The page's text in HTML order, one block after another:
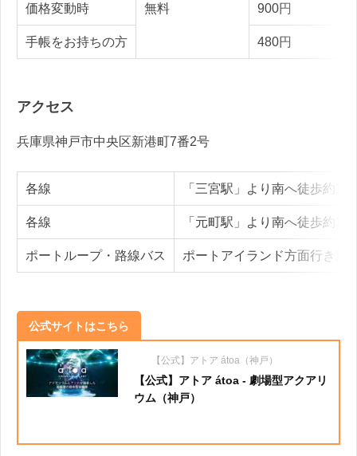
無料
価格変動時 900円
手帳をお持ちの方 480円
アクセス
兵庫県神戸市中央区新港町7番2号
各線 「三宮駅」より南へ徒歩約18
各線 「元町駅」より南へ徒歩約15
ポートループ・路線バス ポートアイランド方面行き乗
公式サイトはこちら
【公式】アトア átoa（神戸）
【公式】アトア átoa - 劇場型アクアリ
ウム（神戸）